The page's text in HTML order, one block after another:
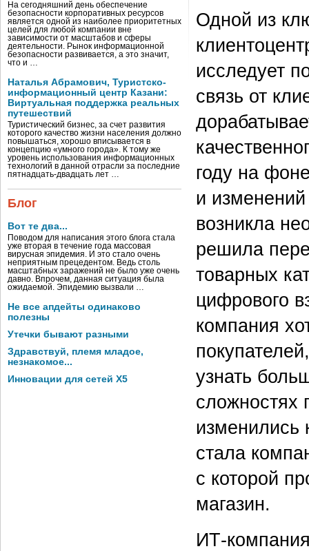
На сегодняшний день обеспечение
безопасности корпоративных ресурсов
является одной из наиболее приоритетных
целей для любой компании вне
зависимости от масштабов и сферы
деятельности. Рынок информационной
безопасности развивается, а это значит,
что и …
Наталья Абрамович, Туристско-
информационный центр Казани:
Виртуальная поддержка реальных
путешествий
Туристический бизнес, за счет развития
которого качество жизни населения должно
повышаться, хорошо вписывается в
концепцию «умного города». К тому же
уровень использования информационных
технологий в данной отрасли за последние
пятнадцать-двадцать лет …
Блог
Вот те два...
Поводом для написания этого блога стала
уже вторая в течение года массовая
вирусная эпидемия. И это стало очень
неприятным прецедентом. Ведь столь
масштабных заражений не было уже очень
давно. Впрочем, данная ситуация была
ожидаемой. Эпидемию вызвали …
Не все апдейты одинаково
полезны
Утечки бывают разными
Здравствуй, племя младое,
незнакомое...
Инновации для сетей X5
Одной из
исследует
связь от
году на
и изменений
возникла
решила
товарных
цифрового
компания
узнать
сложностях
изменились
стала
с которой
магазин.
ИТ-